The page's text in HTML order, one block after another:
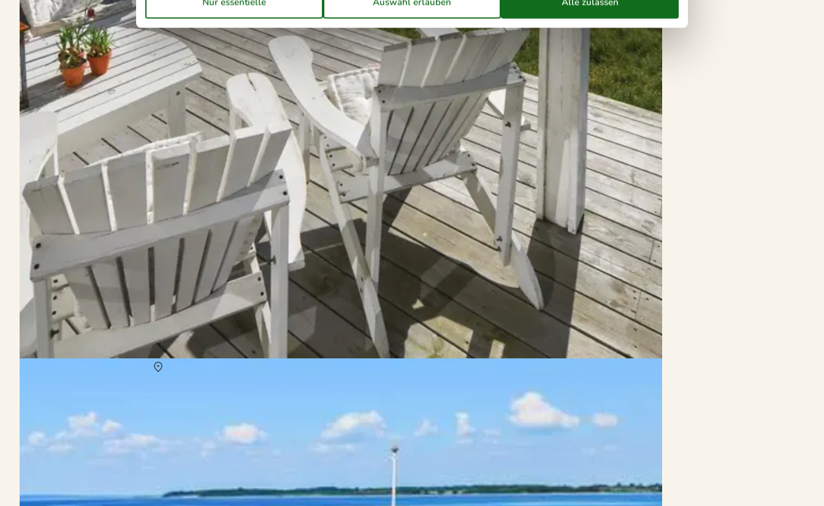
Vermietung von Ferienhäuser Aborg
Strände sprechen für Aborg als Reiseziel. Zudem finden sich rund um Aborg interessante Städte und familienfreundliche Ausflugsziele.